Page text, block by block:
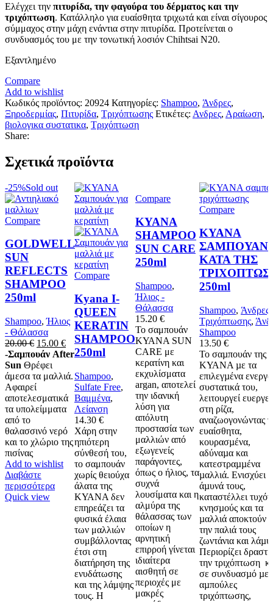
Ελέγχει την πιτυρίδα, την φαγούρα του δέρματος και την
τριχόπτωση. Κατάλληλο για ευαίσθητα τριχωτά και είναι σίγουρος
σύμμαχος στην μάχη ενάντια στην πιτυρίδα. Προτείνεται ο
συνδυασμός του με την τονωτική λοσιόν Chihtsai N20.
Εξαντλημένο
Compare
Add to wishlist
Κωδικός προϊόντος: 20924 Κατηγορίες: Shampoo, Άνδρες,
Ξηροδερμίας, Πιτυρίδα, Τριχόπτωσης Ετικέτες: Ανδρες, Αραίωση,
βιολογικα συστατικα, Τριχόπτωση
Share:
Σχετικά προϊόντα
-25%Sold out
Compare
GOLDWELL
SUN
REFLECTS
SHAMPOO
250ml
Shampoo,Ήλιος
- Θάλασσα
20.00€ Original
price
was:
20.00 €.
15.00 €Η
τρέχουσα
είναι:
15.00 €.
-Σαμπουάν After
Sun Θρέφει
άμεσα τα μαλλιά.
Αφαιρεί
αποτελεσματικά
τα υπολείμματα
από το
θαλασσινό νερό
και το χλώριο της
πισίνας
Add to wishlist
Διαβάστε
περισσότερα
Quick view
Compare
Kyana I-
QUEEN
KERATIN
SHAMPOO
250ml
Shampoo,
Sulfate Free,
Βαμμένα,
Λείανση
14.30 €
Χάρη στην
ηπιότερη
σύνθεσή του,
το σαμπουάν
χωρίς θειούχα
άλατα της
ΚΥΑΝΑ δεν
επηρεάζει τα
φυσικά έλαια
των μαλλιών
συμβάλλοντας
έτσι στη
διατήρηση της
ενυδάτωσης
και της λάμψης
τους. Η
Compare
KYANA
SHAMPOO
SUN CARE
250ml
Shampoo,
Ήλιος -
Θάλασσα
15.20 €
Το σαμπουάν
ΚΥΑΝΑ SUN
CARE με
κερατίνη και
εκχυλίσματα
argan, αποτελεί
την ιδανική
λύση για
απόλυτη
προστασία των
μαλλιών από
εξωγενείς
παράγοντες,
όπως ο ήλιος, τα
συχνά
λουσίματα και η
αλμύρα της
θάλασσας των
οποίων η
αρνητική
επιρροή γίνεται
ιδιαίτερα
αισθητή σε
περιοχές με
μακρές
Compare
KYANA
ΣΑΜΠΟΥΑΝ
ΚΑΤΑ ΤΗΣ
250ml
Shampoo, Άνδρες
Τριχόπτωσης,
Shampoo
13.50 €
Το σαµπουάν της
ΚΥΑΝΑ µε τα
επιλεγµένα ενεργά
συστατικά του,
λειτουργεί
στη ρίζα,
αναζωογονώντας
ευαίσθητα,
κουρασµένα,
αδύναµα και
κατεστραµµένα
µαλλιά. Ενισχύει
άµυνά τους,
καταστέλλει τυχόν
κνησµούς και τα
µαλλιά αποκτούν
την παλιά τους
ζωντάνια και
Περιορίζει
την τριχόπτωση
σε συνδυασµό µε
αµπούλες
τριχόπτωσης,